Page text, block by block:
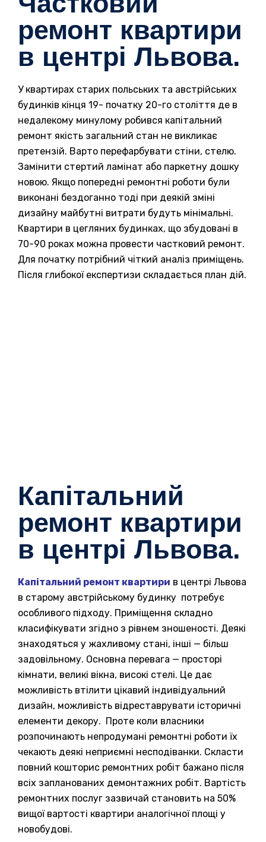
ремонт квартири
в центрі Львова.
У квартирах старих польських та австрійських
будинків кінця 19- початку 20-го століття де в
недалекому минулому робився капітальний
ремонт якість загальний стан не викликає
претензій. Варто перефарбувати стіни, стелю.
Замінити стертий ламінат або паркетну дошку
новою. Якщо попередні ремонтні роботи були
виконані бездоганно тоді при деякій зміні
дизайну майбутні витрати будуть мінімальні.
Квартири в цегляних будинках, що збудовані в
70-90 роках можна провести частковий ремонт.
Для початку потрібний чіткий аналіз приміщень.
Після глибокої експертизи складається план дій.
Капітальний
ремонт квартири
в центрі Львова.
Капітальний ремонт квартири в центрі Львова
в старому австрійському будинку потребує
особливого підходу. Приміщення складно
класифікувати згідно з рівнем зношеності. Деякі
знаходяться у жахливому стані, інші — більш
задовільному. Основна перевага — просторі
кімнати, великі вікна, високі стелі. Це дає
можливість втілити цікавий індивідуальний
дизайн, можливість відреставрувати історичні
елементи декору. Проте коли власники
розпочинають непродумані ремонтні роботи їх
чекають деякі неприємні несподіванки. Скласти
повний кошторис ремонтних робіт бажано після
всіх запланованих демонтажних робіт. Вартість
ремонтних послуг зазвичай становить на 50%
вищої вартості квартири аналогічної площі у
новобудові.